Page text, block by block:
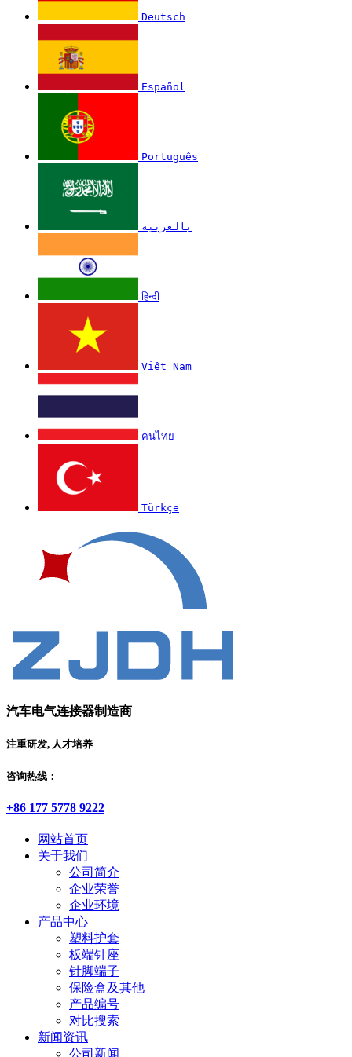
Deutsch
Español
Português
بالعربية
हिन्दी
Việt Nam
คนไทย
Türkçe
汽车电气连接器制造商
注重研发, 人才培养
咨询热线：
+86 177 5778 9222
网站首页
关于我们
公司简介
企业荣誉
企业环境
产品中心
塑料护套
板端针座
针脚端子
保险盒及其他
产品编号
对比搜索
新闻资讯
公司新闻